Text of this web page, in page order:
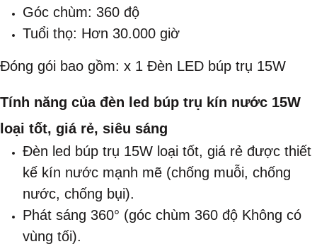
Góc chùm: 360 độ
Tuổi thọ: Hơn 30.000 giờ
Đóng gói bao gồm: x 1 Đèn LED búp trụ 15W
Tính năng của đèn led búp trụ kín nước 15W
loại tốt, giá rẻ, siêu sáng
Đèn led búp trụ 15W loại tốt, giá rẻ được thiết
kế kín nước mạnh mẽ (chống muỗi, chống
nước, chống bụi).
Phát sáng 360° (góc chùm 360 độ Không có
vùng tối).